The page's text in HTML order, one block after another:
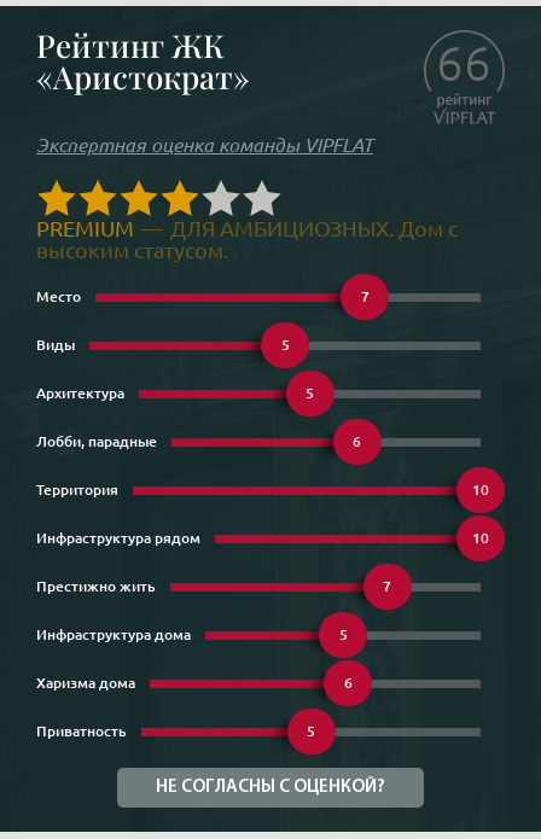
Рейтинг ЖК
«Аристократ»
Экспертная оценка команды VIPFLAT
66
PREMIUM — ДЛЯ АМБИЦИОЗНЫХ. Дом с
высоким статусом.
Место 7
Виды 5
Архитектура 5
Лобби, парадные 6
Территория 10
Инфраструктура рядом 10
Престижно жить 7
Инфраструктура дома 5
Харизма дома 6
Приватность 5
НЕ СОГЛАСНЫ С ОЦЕНКОЙ?